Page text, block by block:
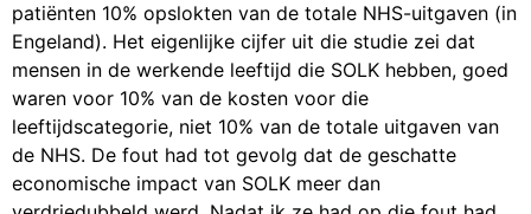
patiënten 10% opslokten van de totale NHS-uitgaven (in
Engeland). Het eigenlijke cijfer uit die studie zei dat
mensen in de werkende leeftijd die SOLK hebben, goed
waren voor 10% van de kosten voor die
leeftijdscategorie, niet 10% van de totale uitgaven van
de NHS. De fout had tot gevolg dat de geschatte
economische impact van SOLK meer dan